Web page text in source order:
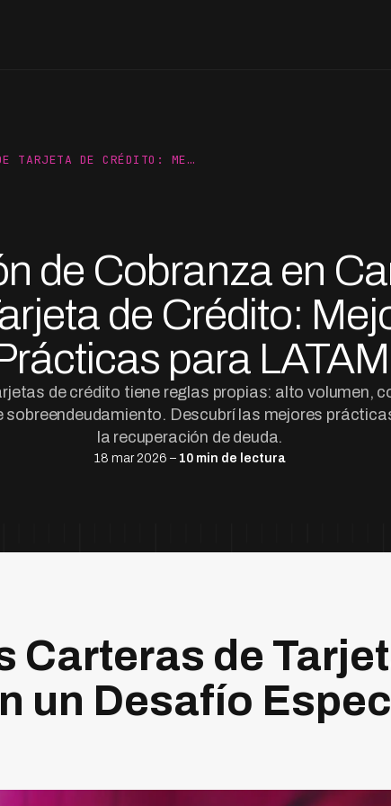
TARJETA DE CRÉDITO: ME…
de Cobranza en
de Crédito:
para LATAM
de crédito tiene reglas propias: alto volumen,
sobreendeudamiento. Descubrí las mejores
la recuperación de deuda.
18 mar 2026 – 10 min de lectura
Carteras de
un Desafío